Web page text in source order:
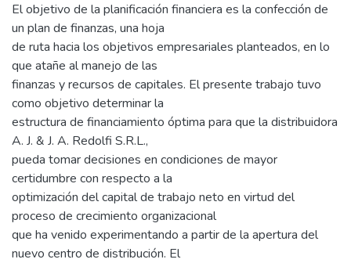
El objetivo de la planificación financiera es la confección de
un plan de finanzas, una hoja
de ruta hacia los objetivos empresariales planteados, en lo
que atañe al manejo de las
finanzas y recursos de capitales. El presente trabajo tuvo
como objetivo determinar la
estructura de financiamiento óptima para que la distribuidora
A. J. & J. A. Redolfi S.R.L.,
pueda tomar decisiones en condiciones de mayor
certidumbre con respecto a la
optimización del capital de trabajo neto en virtud del
proceso de crecimiento organizacional
que ha venido experimentando a partir de la apertura del
nuevo centro de distribución. El